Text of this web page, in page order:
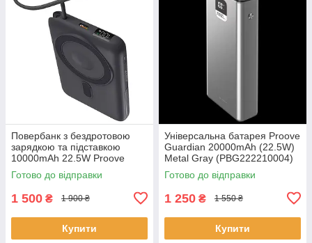
Повербанк з бездротовою
зарядкою та підставкою
10000mAh 22.5W Proove
Moon Rock 2in1 iWatch QI
сірий (PBR122012105)
Готово до відправки
1 500 ₴ 1 900 ₴
Купити
Універсальна батарея Proove
Guardian 20000mAh (22.5W)
Metal Gray (PBG222210004)
Готово до відправки
1 250 ₴ 1 550 ₴
Купити